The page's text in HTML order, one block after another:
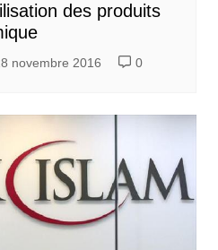
des produits
novembre 2016 0